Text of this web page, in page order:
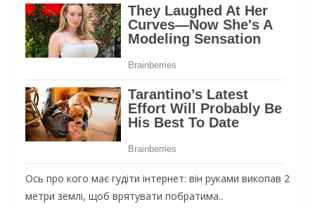
Ось про кого має гyдiти інтернет: він руками викопав 2
метри землі, щоб вpятyвати побратима..